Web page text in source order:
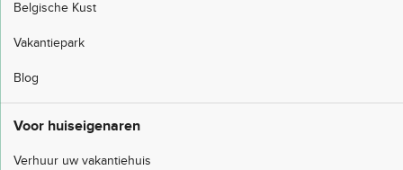
Belgische Kust
Vakantiepark
Blog
Voor huiseigenaren
Verhuur uw vakantiehuis